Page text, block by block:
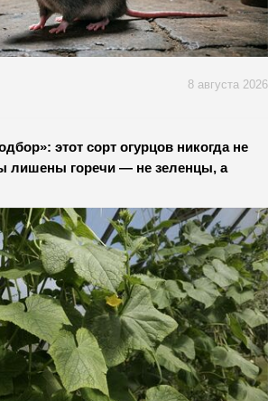
8 августа 2026
этот сорт огурцов никогда не
лишены горечи — не зеленцы, а